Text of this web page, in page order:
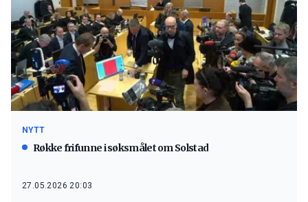
NYTT
Røkke frifunne i søksmålet om Solstad
27.05.2026 20:03